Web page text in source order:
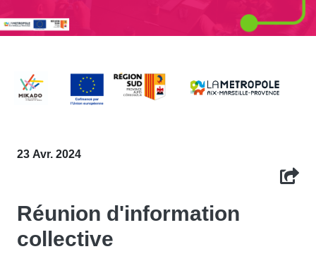
23 Avr. 2024
Réunion d'information
collective